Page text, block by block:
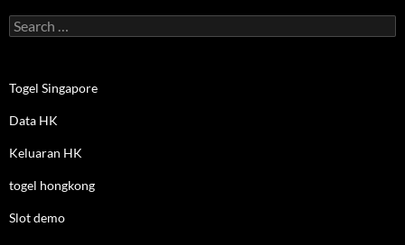
Search
for:
Togel Singapore
Data HK
Keluaran HK
togel hongkong
Slot demo